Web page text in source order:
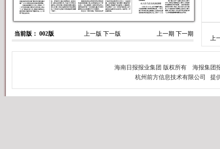
当前版： 002版 上一版 下一版 上一期 下一期
上